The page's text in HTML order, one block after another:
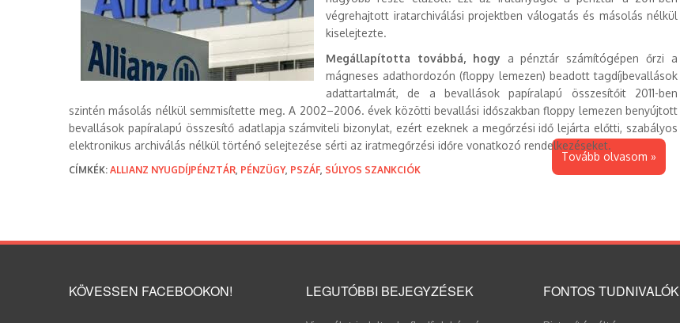
végrehajtott iratarchiválási projektben válogatás és másolás nélkül
kiselejtezte.
Megállapította továbbá, hogy a pénztár számítógépen őrzi a
mágneses adathordozón (floppy lemezen) beadott tagdíjbevallások
adattartalmát, de a bevallások papíralapú összesítőit 2011-ben
szintén másolás nélkül semmisítette meg. A 2002–2006. évek közötti bevallási időszakban floppy lemezen benyújtott
bevallások papíralapú összesítő adatlapja számviteli bizonylat, ezért ezeknek a megőrzési idő lejárta előtti, szabályos
elektronikus archiválás nélkül történő selejtezése sérti az iratmegőrzési időre vonatkozó rendelkezéseket.
Tovább olvasom »
CÍMKÉK: ALLIANZ NYUGDÍJPÉNZTÁR PÉNZÜGY, PSZÁF SÚLYOS SZANKCIÓK
KÖVESSEN FACEBOOKON! LEGUTÓBBI BEJEGYZÉSEK FONTOS TUDNIVALÓK